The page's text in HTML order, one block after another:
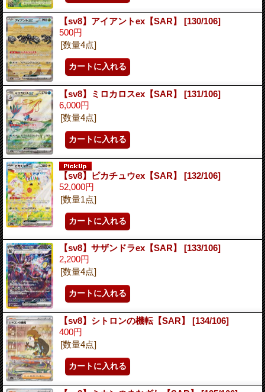
【sv8】アイアントex【SAR】 [130/106]
500円
[数量4点]
【sv8】ミロカロスex【SAR】 [131/106]
6,000円
[数量4点]
【sv8】ピカチュウex【SAR】 [132/106]
52,000円
[数量1点]
【sv8】サザンドラex【SAR】 [133/106]
2,200円
[数量4点]
【sv8】シトロンの機転【SAR】 [134/106]
400円
[数量4点]